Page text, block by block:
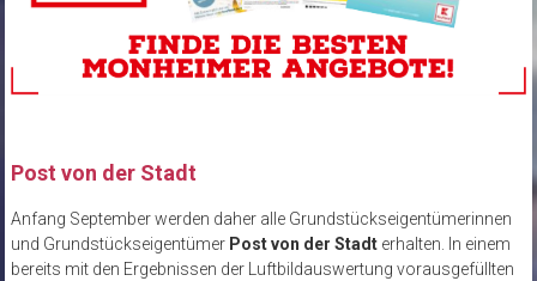
Post von der Stadt
Anfang September werden daher alle Grundstückseigentümerinnen
und Grundstückseigentümer Post von der Stadterhalten. In einem
bereits mit den Ergebnissen der Luftbildauswertung vorausgefüllten